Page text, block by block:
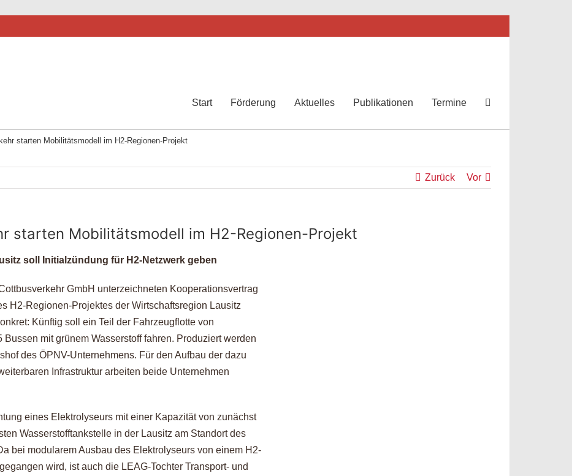
Start Förderung Aktuelles Publikationen Termine
starten Mobilitätsmodell im H2-Regionen-Projekt
Zurück Vor
starten Mobilitätsmodell im H2-Regionen-Projekt
soll Initialzündung für H2-Netzwerk geben
GmbH unterzeichneten Kooperationsvertrag
H2-Regionen-Projektes der Wirtschaftsregion Lausitz
Künftig soll ein Teil der Fahrzeugflotte von
mit grünem Wasserstoff fahren. Produziert werden
des ÖPNV-Unternehmens. Für den Aufbau der dazu
Infrastruktur arbeiten beide Unternehmen
eines Elektrolyseurs mit einer Kapazität von zunächst
Wasserstofftankstelle in der Lausitz am Standort des
bei modularem Ausbau des Elektrolyseurs von einem H2-
wird, ist auch die LEAG-Tochter Transport- und